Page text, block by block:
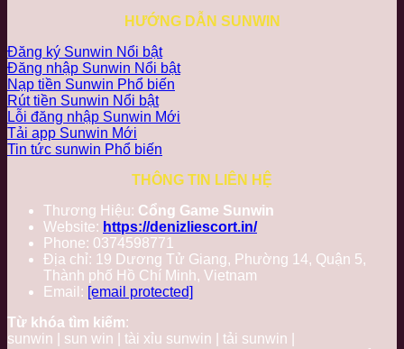
HƯỚNG DẪN SUNWIN
Đăng ký Sunwin
Đăng nhập Sunwin
Nạp tiền Sunwin
Rút tiền Sunwin
Lỗi đăng nhập Sunwin
Tải app Sunwin
Tin tức sunwin
THÔNG TIN LIÊN HỆ
Thương Hiệu: Cổng Game Sunwin
Website: https://denizliescort.in/
Phone: 0374598771
Địa chỉ: 19 Dương Tử Giang, Phường 14, Quận 5,
Thành phố Hồ Chí Minh, Vietnam
Email: [email protected]
Từ khóa tìm kiếm:
sunwin | sun win | tài xỉu sunwin | tải sunwin |